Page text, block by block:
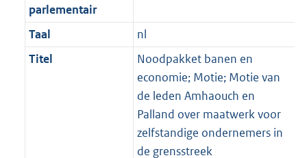
parlementair
Taal
nl
Titel
Noodpakket banen en
economie; Motie; Motie van
de leden Amhaouch en
Palland over maatwerk voor
zelfstandige ondernemers in
de grensstreek